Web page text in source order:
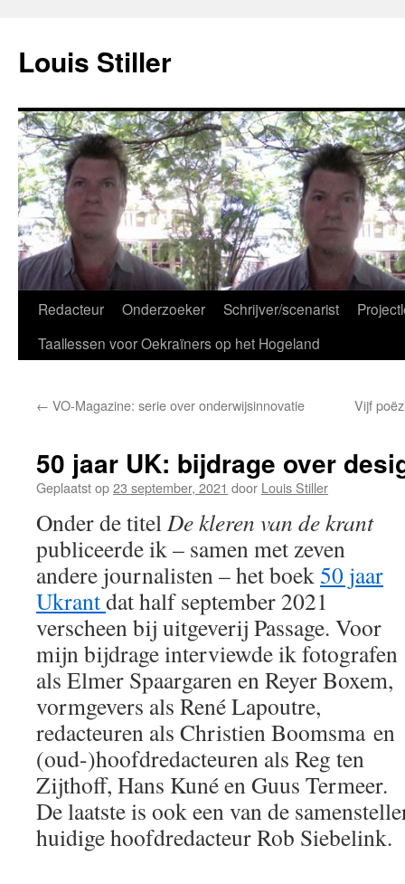
inhoud
Louis Stiller
Redacteur Onderzoeker Schrijver/scenarist
Taallessen voor Oekraïners op het Hogeland
← VO-Magazine: serie over onderwijsinnovatie Vijf
50 jaar UK: bijdrage over
Geplaatst op23 september, 2021 door Louis Stiller
Onder de titelDe kleren van de krant
publiceerde ik – samen met zeven
andere journalisten – het boek50 jaar
Ukrantdat half september 2021
verscheen bij uitgeverij Passage. Voor
mijn bijdrage interviewde ik fotografen
als Elmer Spaargaren en Reyer Boxem,
vormgevers als René Lapoutre,
redacteuren als Christien Boomsma en
(oud-)hoofdredacteuren als Reg ten
Zijthoff, Hans Kuné en Guus Termeer.
De laatste is ook een van de
huidige hoofdredacteur Rob Siebelink.